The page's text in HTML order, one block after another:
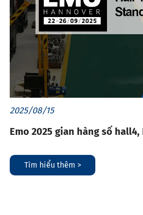
2025/08/15
Emo 2025 gian hàng số hall4,
Tìm hiểu thêm >